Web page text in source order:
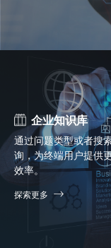
企业知识库
通过问题类型或者搜
询，为终端用户提供
效率。
探索更多